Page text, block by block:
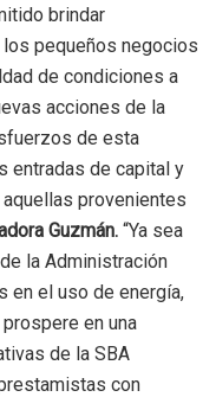
brindar
pequeños negocios
de condiciones a
acciones de la
de esta
entradas de capital y
provenientes
Guzmán. “Ya sea
la Administración
en el uso de energía,
en una
de la SBA
con